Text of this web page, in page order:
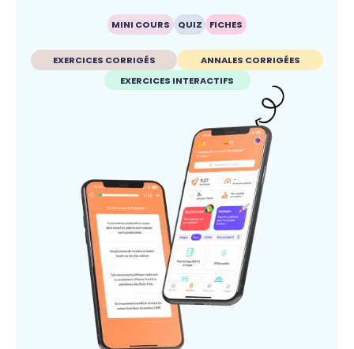
MINI COURS QUIZ FICHES
EXERCICES CORRIGÉS
ANNALES CORRIGÉES
EXERCICES INTERACTIFS